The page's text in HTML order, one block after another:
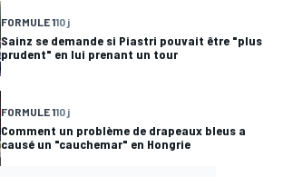
FORMULE 110 j
Sainz se demande si Piastri pouvait être "plus
prudent" en lui prenant un tour
FORMULE 110 j
Comment un problème de drapeaux bleus a
causé un "cauchemar" en Hongrie